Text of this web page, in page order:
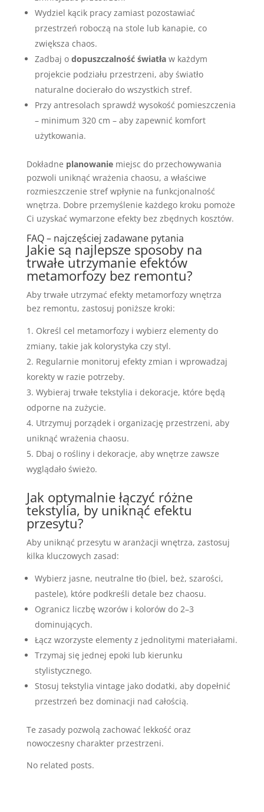
Wydziel kącik pracy zamiast pozostawiać
przestrzeń roboczą na stole lub kanapie, co
zwiększa chaos.
Zadbaj o dopuszczalność światław każdym
projekcie podziału przestrzeni, aby światło
naturalne docierało do wszystkich stref.
Przy antresolach sprawdź wysokość pomieszczenia
– minimum 320 cm – aby zapewnić komfort
użytkowania.
Dokładne planowaniemiejsc do przechowywania
pozwoli uniknąć wrażenia chaosu, a właściwe
rozmieszczenie stref wpłynie na funkcjonalność
wnętrza. Dobre przemyślenie każdego kroku pomoże
Ci uzyskać wymarzone efekty bez zbędnych kosztów.
FAQ – najczęściej zadawane pytania
Jakie są najlepsze sposoby na
trwałe utrzymanie efektów
metamorfozy bez remontu?
Aby trwałe utrzymać efekty metamorfozy wnętrza
bez remontu, zastosuj poniższe kroki:
Określ cel metamorfozy i wybierz elementy do
zmiany, takie jak kolorystyka czy styl.
Regularnie monitoruj efekty zmian i wprowadzaj
korekty w razie potrzeby.
Wybieraj trwałe tekstylia i dekoracje, które będą
odporne na zużycie.
Utrzymuj porządek i organizację przestrzeni, aby
uniknąć wrażenia chaosu.
Dbaj o rośliny i dekoracje, aby wnętrze zawsze
wyglądało świeżo.
Jak optymalnie łączyć różne
tekstylia, by uniknąć efektu
przesytu?
Aby uniknąć przesytu w aranżacji wnętrza, zastosuj
kilka kluczowych zasad:
Wybierz jasne, neutralne tło (biel, beż, szarości,
pastele), które podkreśli detale bez chaosu.
Ogranicz liczbę wzorów i kolorów do 2–3
dominujących.
Łącz wzorzyste elementy z jednolitymi materiałami.
Trzymaj się jednej epoki lub kierunku
stylistycznego.
Stosuj tekstylia vintage jako dodatki, aby dopełnić
przestrzeń bez dominacji nad całością.
Te zasady pozwolą zachować lekkość oraz
nowoczesny charakter przestrzeni.
No related posts.